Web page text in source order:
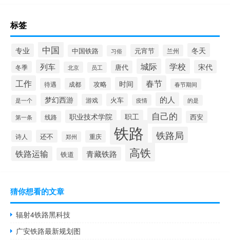
标签
专业 中国 中国铁路 习俗 元宵节 兰州 冬天
冬季 列车 北京 员工 唐代 城际 学校 宋代
工作 待遇 成都 攻略 时间 春节 春节期间
是一个 梦幻西游 游戏 火车 疫情 的人 的是
第一条 线路 职业技术学院 职工 自己的 西安
诗人 还不 郑州 重庆 铁路 铁路局
铁路运输 铁道 青藏铁路 高铁
猜你想看的文章
辐射4铁路黑科技
广安铁路最新规划图